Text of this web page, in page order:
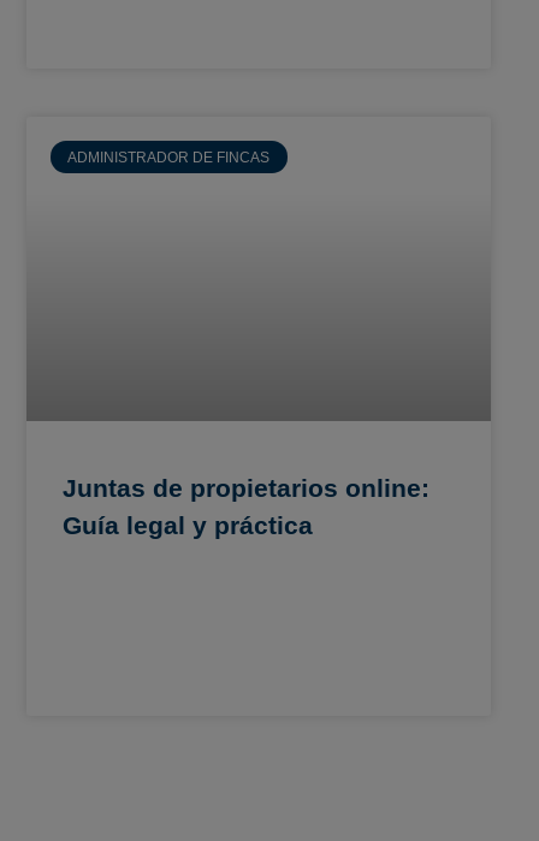
ADMINISTRADOR DE FINCAS
Juntas de propietarios online:
Guía legal y práctica